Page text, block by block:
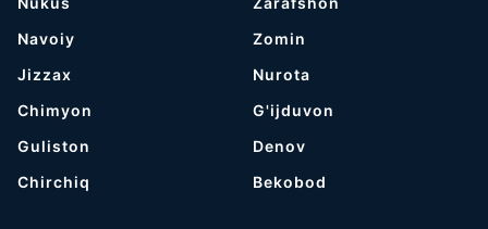
Navoiy
Jizzax
Chimyon
Guliston
Chirchiq
Zomin
Nurota
G'ijduvon
Denov
Bekobod